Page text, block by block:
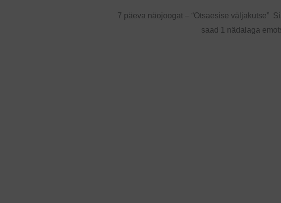
7 päeva näojoogat – “Otsaesise väljakutse”
saad 1 nädalaga